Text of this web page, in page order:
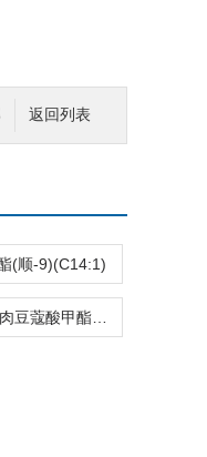
返回列表
(顺-9)(C14:1)